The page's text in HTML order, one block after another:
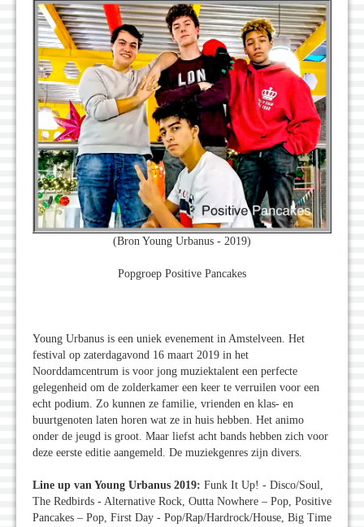
(Bron Young Urbanus - 2019)
Popgroep Positive Pancakes
Young Urbanus is een uniek evenement in Amstelveen. Het
festival op zaterdagavond 16 maart 2019 in het
Noorddamcentrum is voor jong muziektalent een perfecte
gelegenheid om de zolderkamer een keer te verruilen voor een
echt podium. Zo kunnen ze familie, vrienden en klas- en
buurtgenoten laten horen wat ze in huis hebben. Het animo
onder de jeugd is groot. Maar liefst acht bands hebben zich voor
deze eerste editie aangemeld. De muziekgenres zijn divers.
Line up van Young Urbanus 2019: Funk It Up! - Disco/Soul,
The Redbirds - Alternative Rock, Outta Nowhere – Pop, Positive
Pancakes – Pop, First Day - Pop/Rap/Hardrock/House, Big Time